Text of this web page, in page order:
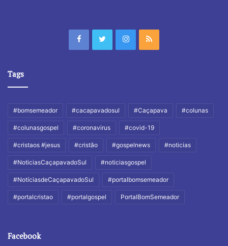
Tags
#bomsemeador #cacapavadosul #Caçapava #colunas
#colunasgospel #coronavirus #covid-19
#cristaos #jesus #cristão #gospelnews #noticias
#NoticiasCaçapavadoSul #noticiasgospel
#NotíciasdeCaçapavadoSul #portalbomsemeador
#portalcristao #portalgospel PortalBomSemeador
Facebook